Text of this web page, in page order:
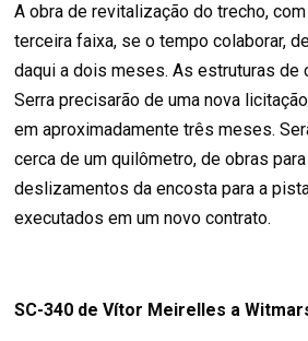
A obra de revitalização do trecho,
terceira faixa, se o tempo colaborar,
daqui a dois meses. As estruturas de
Serra precisarão de uma nova
em aproximadamente três meses.
cerca de um quilômetro, de obras
deslizamentos da encosta para a
executados em um novo contrato.
SC-340 de Vítor Meirelles a